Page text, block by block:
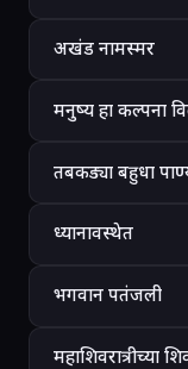
अखंड नामस्मर
मनुष्य हा कल्पना
तबकड्या बहुधा
ध्यानावस्थेत
भगवान पतंजली
महाशिवरात्रीच्या